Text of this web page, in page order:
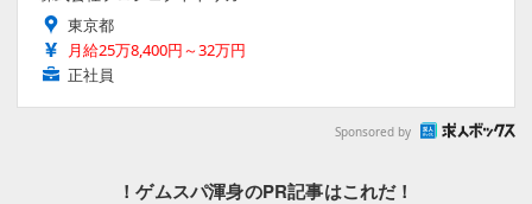
東京都
月給25万8,400円～32万円
正社員
Sponsored by
！ゲムスパ渾身のPR記事はこれだ！